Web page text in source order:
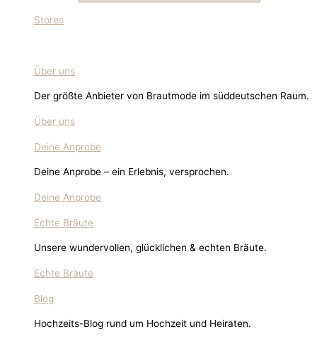
Stores
Über uns
Der größte Anbieter von Brautmode im süddeutschen Raum.
Über uns
Deine Anprobe
Deine Anprobe – ein Erlebnis, versprochen.
Deine Anprobe
Echte Bräute
Unsere wundervollen, glücklichen & echten Bräute.
Echte Bräute
Blog
Hochzeits-Blog rund um Hochzeit und Heiraten.